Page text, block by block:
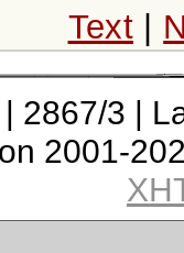
Text |
2867/3 |
2001-